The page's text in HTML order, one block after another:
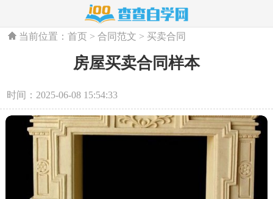
当前位置：首页 >合同范文 >买卖合同
房屋买卖合同样本
时间：2025-06-08 15:54:33